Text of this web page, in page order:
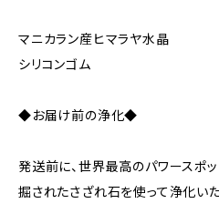
マニカラン産ヒマラヤ水晶
シリコンゴム
◆お届け前の浄化◆
発送前に、世界最高のパワースポ
掘されたさざれ石を使って浄化いた